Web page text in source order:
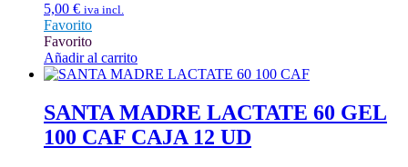
5,00 € iva incl.
Favorito
Favorito
Añadir al carrito
SANTA MADRE LACTATE 60 GEL
100 CAF CAJA 12 UD